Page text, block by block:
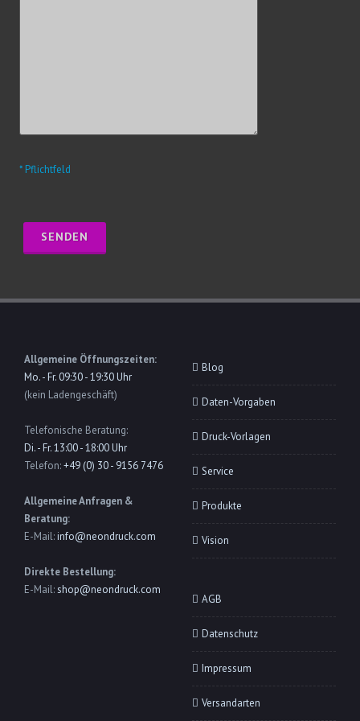
* Pflichtfeld
Allgemeine Öffnungszeiten:
Mo. - Fr. 09:30 - 19:30 Uhr
(kein Ladengeschäft)
Telefonische Beratung:
Di. - Fr. 13:00 - 18:00 Uhr
Telefon:+49 (0) 30 - 9156 7476
Allgemeine Anfragen &
Beratung:
E-Mail:info@neondruck.com
Direkte Bestellung:
E-Mail:shop@neondruck.com
Blog
Daten-Vorgaben
Druck-Vorlagen
Service
Produkte
Vision
AGB
Datenschutz
Impressum
Versandarten